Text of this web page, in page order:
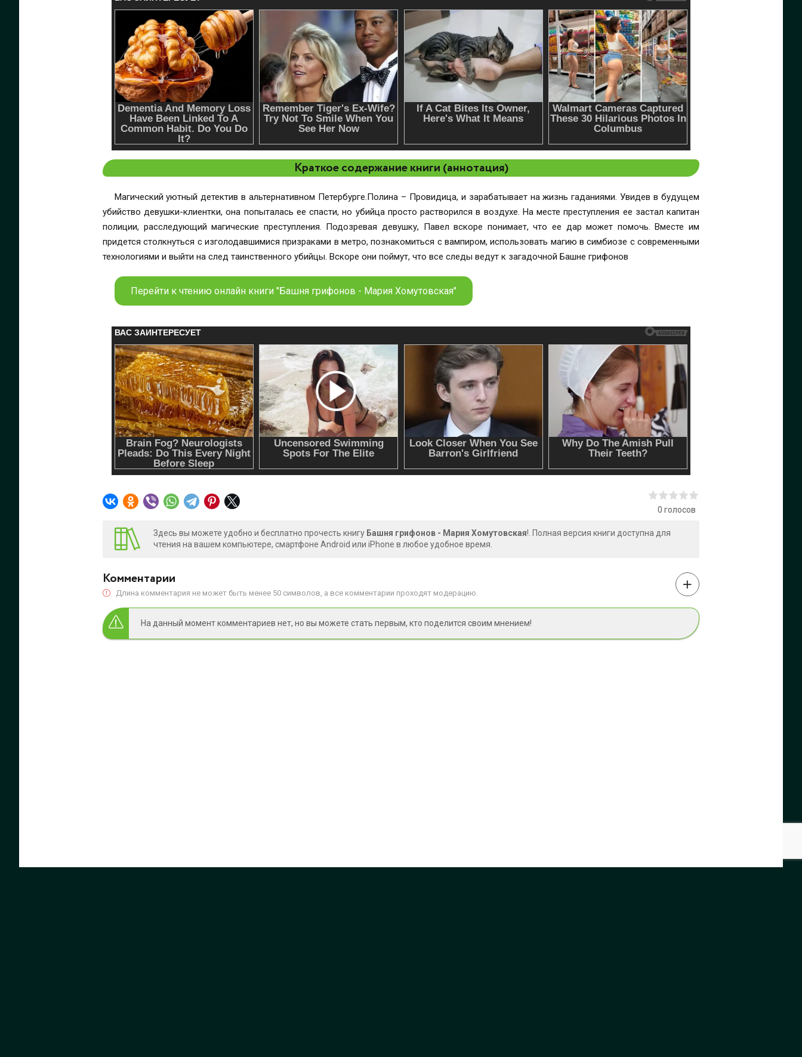
Краткое содержание книги (аннотация)
Магический уютный детектив в альтернативном Петербурге.Полина – Провидица, и зарабатывает на жизнь гаданиями. Увидев в будущем
убийство девушки-клиентки, она попыталась ее спасти, но убийца просто растворился в воздухе. На месте преступления ее застал капитан
полиции, расследующий магические преступления. Подозревая девушку, Павел вскоре понимает, что ее дар может помочь. Вместе им
придется столкнуться с изголодавшимися призраками в метро, познакомиться с вампиром, использовать магию в симбиозе с современными
технологиями и выйти на след таинственного убийцы. Вскоре они поймут, что все следы ведут к загадочной Башне грифонов
Перейти к чтению онлайн книги "Башня грифонов - Мария Хомутовская"
0 голосов
Здесь вы можете удобно и бесплатно прочесть книгу Башня грифонов - Мария Хомутовская!. Полная версия книги доступна для
чтения на вашем компьютере, смартфоне Android или iPhone в любое удобное время.
Комментарии
Длина комментария не может быть менее 50 символов, а все комментарии проходят модерацию.
На данный момент комментариев нет, но вы можете стать первым, кто поделится своим мнением!